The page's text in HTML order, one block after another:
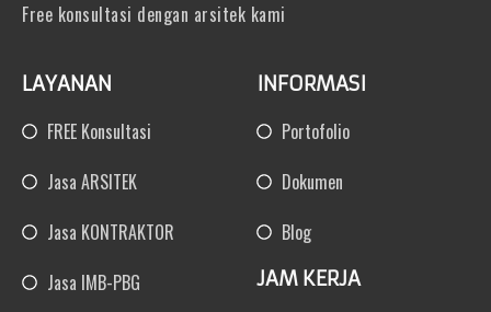
Free konsultasi dengan arsitek kami
LAYANAN
FREE Konsultasi
Jasa ARSITEK
Jasa KONTRAKTOR
Jasa IMB-PBG
INFORMASI
Portofolio
Dokumen
Blog
JAM KERJA